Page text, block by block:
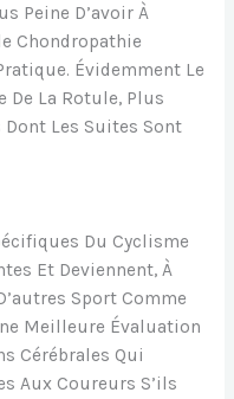
Peine D’avoir À
Chondropathie
Évidemment Le
De La Rotule, Plus
Les Suites Sont
Du Cyclisme
Et Deviennent, À
Sport Comme
Meilleure Évaluation
Cérébrales Qui
Aux Coureurs S’ils